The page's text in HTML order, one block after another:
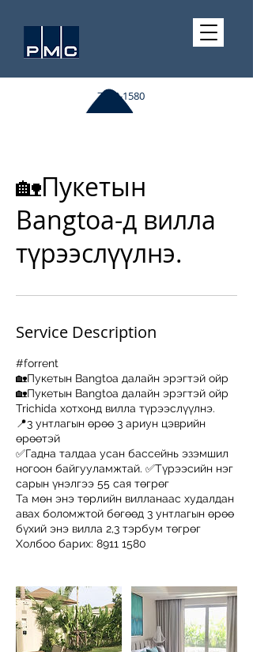
7510-1580
🏡Пукетын
Bangtoa-д вилла
түрээслүүлнэ.
Service Description
#forrent
🏡Пукетын Bangtoa далайн эрэгтэй ойр
🏡Пукетын Bangtoa далайн эрэгтэй ойр
Trichida хотхонд вилла түрээслүүлнэ.
📍3 унтлагын өрөө 3 ариун цэврийн
өрөөтэй
✅Гадна талдаа усан бассейнь эзэмшил
ногоон байгууламжтай. ✅Түрээсийн нэг
сарын үнэлгээ 55 сая төгрөг
Та мөн энэ төрлийн вилланаас худалдан
авах боломжтой бөгөөд 3 унтлагын өрөө
бүхий энэ вилла 2,3 тэрбум төгрөг
Холбоо барих: 8911 1580